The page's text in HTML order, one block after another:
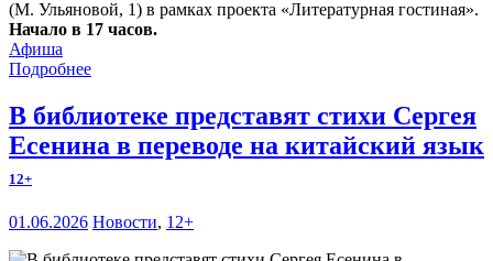
(М. Ульяновой, 1) в рамках проекта «Литературная гостиная».
Начало в 17 часов.
Афиша
Подробнее
В библиотеке представят стихи Сергея
Есенина в переводе на китайский язык
12+
01.06.2026 Новости, 12+